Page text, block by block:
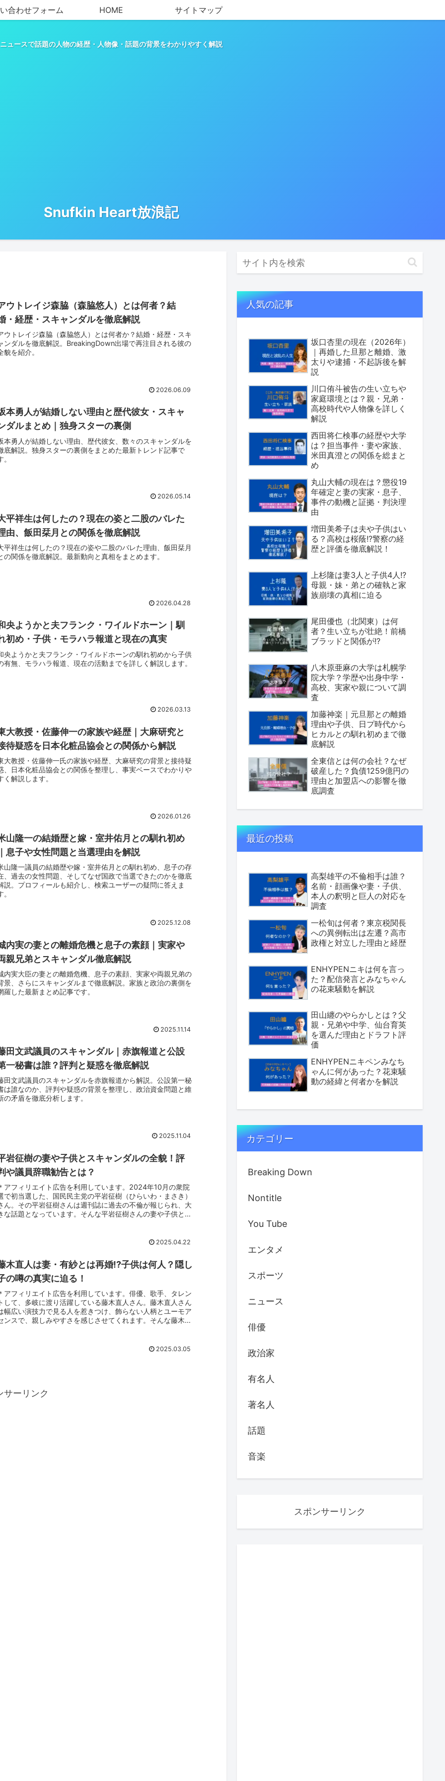
ニュースで話題の人物の経歴・人物像・話題の背景をわかりやすく解説
Snufkin Heart放浪記
合わせフォーム HOME サイトマップ
ウトレイジ森脇（森脇悠人）とは何者？結
・経歴・スキャンダルを徹底解説
ウトレイジ森脇（森脇悠人）とは何者か？結婚・経歴・スキ
ンダルを徹底解説。BreakingDown出場で再注目される彼の
貌を紹介。
2026.06.09
本勇人が結婚しない理由と歴代彼女・スキャ
ダルまとめ｜独身スターの裏側
本勇人が結婚しない理由、歴代彼女、数々のスキャンダルを
底解説。独身スターの裏側をまとめた最新トレンド記事で
。
2026.05.14
平祥生は何したの？現在の姿と二股のバレた
由、飯田栞月との関係を徹底解説
平祥生は何したの？現在の姿や二股のバレた理由、飯田栞月
の関係を徹底解説。最新動向と真相をまとめます。
2026.04.28
央ようかと夫フランク・ワイルドホーン｜馴
初め・子供・モラハラ報道と現在の真実
央ようかと夫フランク・ワイルドホーンの馴れ初めから子供
有無、モラハラ報道、現在の活動までを詳しく解説します。
2026.03.13
大教授・佐藤伸一の家族や経歴｜大麻研究と
待疑惑を日本化粧品協会との関係から解説
大教授・佐藤伸一氏の家族や経歴、大麻研究の背景と接待疑
、日本化粧品協会との関係を整理し、事実ベースでわかりや
く解説します。
2026.01.26
山隆一の結婚歴と嫁・室井佑月との馴れ初め
息子や女性問題と当選理由を解説
山隆一議員の結婚歴や嫁・室井佑月との馴れ初め、息子の存
、過去の女性問題、そしてなぜ国政で当選できたのかを徹底
説。プロフィールも紹介し、検索ユーザーの疑問に答えま
。
2025.12.08
内実の妻との離婚危機と息子の素顔｜実家や
親兄弟とスキャンダル徹底解説
内実大臣の妻との離婚危機、息子の素顔、実家や両親兄弟の
景、さらにスキャンダルまで徹底解説。家族と政治の裏側を
羅した最新まとめ記事です。
2025.11.14
田文武議員のスキャンダル｜赤旗報道と公設
一秘書は誰？評判と疑惑を徹底解説
田文武議員のスキャンダルを赤旗報道から解説。公設第一秘
は誰なのか、評判や疑惑の背景を整理し、政治資金問題と維
の矛盾を徹底分析します。
2025.11.04
岩征樹の妻や子供とスキャンダルの全貌！評
や議員辞職勧告とは？
アフィリエイト広告を利用しています。2024年10月の衆院
で初当選した、国民民主党の平岩征樹（ひらいわ・まさき）
ん。その平岩征樹さんは週刊誌に過去の不倫が報じられ、大
な話題となっています。そんな平岩征樹さんの妻や子供とス
2025.04.22
木直人は妻・有紗とは再婚!?子供は何人？隠し
の噂の真実に迫る！
アフィリエイト広告を利用しています。俳優、歌手、タレン
して、多岐に渡り活躍している藤木直人さん。藤木直人さん
幅広い演技力で見る人を惹きつけ、飾らない人柄とユーモア
ンスで、親しみやすさを感じさせてくれます。そんな藤木直
2025.03.05
サーリンク
人気の記事
坂口杏里の現在（2026年）
｜再婚した旦那と離婚、激
太りや逮捕・不起訴後を解
説
川口侑斗被告の生い立ちや
家庭環境とは？親・兄弟・
高校時代や人物像を詳しく
解説
西田将仁検事の経歴や大学
は？担当事件・妻や家族、
米田真澄との関係を総まと
め
丸山大輔の現在は？懲役19
年確定と妻の実家・息子、
事件の動機と証拠・判決理
由
増田美希子は夫や子供はい
る？高校は桜蔭!?警察の経
歴と評価を徹底解説！
上杉隆は妻3人と子供4人!?
母親・妹・弟との確執と家
族崩壊の真相に迫る
尾田優也（北関東）は何
者？生い立ちが壮絶！前橋
ブラッドと関係が!?
八木原亜麻の大学は札幌学
院大学？学歴や出身中学・
高校、実家や親について調
査
加藤神楽｜元旦那との離婚
理由や子供、日プ時代から
ヒカルとの馴れ初めまで徹
底解説
全東信とは何の会社？なぜ
破産した？負債1259億円の
理由と加盟店への影響を徹
底調査
最近の投稿
高梨雄平の不倫相手は誰？
名前・顔画像や妻・子供、
本人の釈明と巨人の対応を
調査
一松旬は何者？東京税関長
への異例転出は左遷？高市
政権と対立した理由と経歴
ENHYPENニキは何を言っ
た？配信発言とみなちゃん
の花束騒動を解説
田山纏のやらかしとは？父
親・兄弟や中学、仙台育英
を選んだ理由とドラフト評
価
ENHYPENニキペンみなち
ゃんに何があった？花束騒
動の経緯と何者かを解説
カテゴリー
Breaking Down
Nontitle
You Tube
エンタメ
スポーツ
ニュース
俳優
政治家
有名人
著名人
話題
音楽
スポンサーリンク